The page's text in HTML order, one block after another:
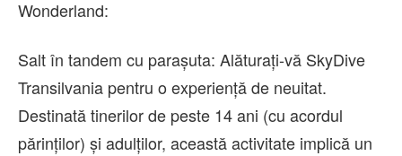
Wonderland:
Salt în tandem cu parașuta: Alăturați-vă SkyDive
Transilvania pentru o experiență de neuitat.
Destinată tinerilor de peste 14 ani (cu acordul
părinților) și adulților, această activitate implică un